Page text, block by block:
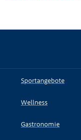
Sportangebote
Wellness
Gastronomie